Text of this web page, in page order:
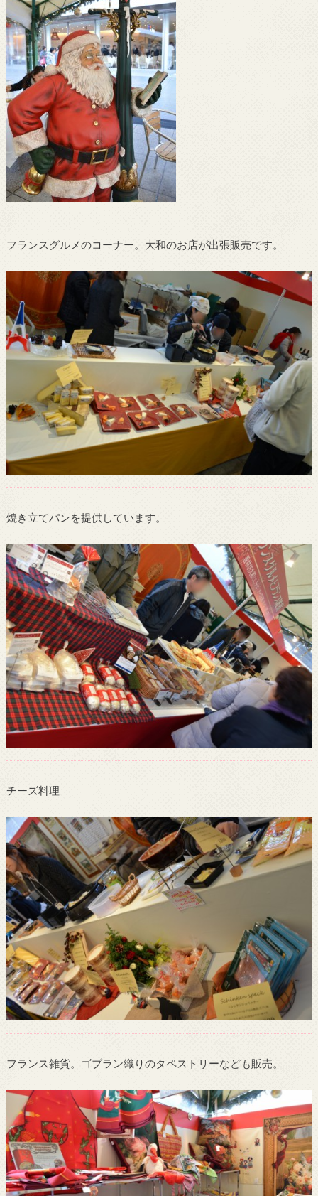
フランスグルメのコーナー。大和のお店が出張販売です。
焼き立てパンを提供しています。
チーズ料理
フランス雑貨。ゴブラン織りのタペストリーなども販売。